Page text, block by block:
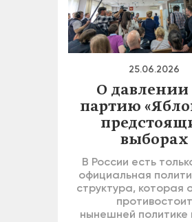
25.06.2026
О давлении
партию
выборах
В России есть
официальная
структура, которая
противостоит
нынешней политике